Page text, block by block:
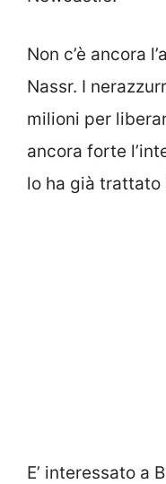
Non c’è ancora
Nassr. I
milioni per
ancora forte
lo ha già trattato
E’ interessato a